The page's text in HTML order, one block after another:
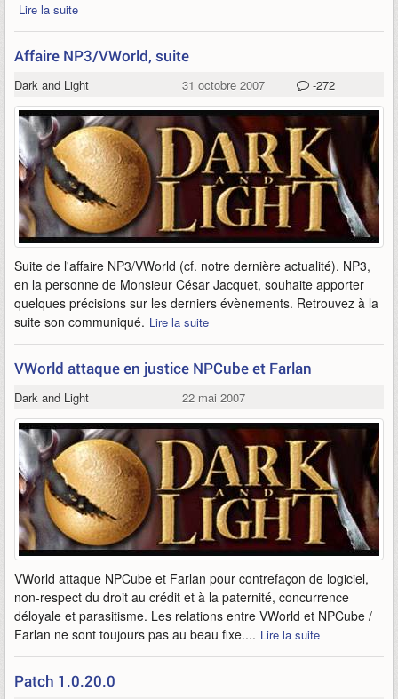
Lire la suite
Affaire NP3/VWorld, suite
Dark and Light 31 octobre 2007 -272
Suite de l'affaire NP3/VWorld (cf. notre dernière actualité). NP3,
en la personne de Monsieur César Jacquet, souhaite apporter
quelques précisions sur les derniers évènements. Retrouvez à la
suite son communiqué. Lire la suite
VWorld attaque en justice NPCube et Farlan
Dark and Light 22 mai 2007
VWorld attaque NPCube et Farlan pour contrefaçon de logiciel,
non-respect du droit au crédit et à la paternité, concurrence
déloyale et parasitisme. Les relations entre VWorld et NPCube /
Farlan ne sont toujours pas au beau fixe.... Lire la suite
Patch 1.0.20.0